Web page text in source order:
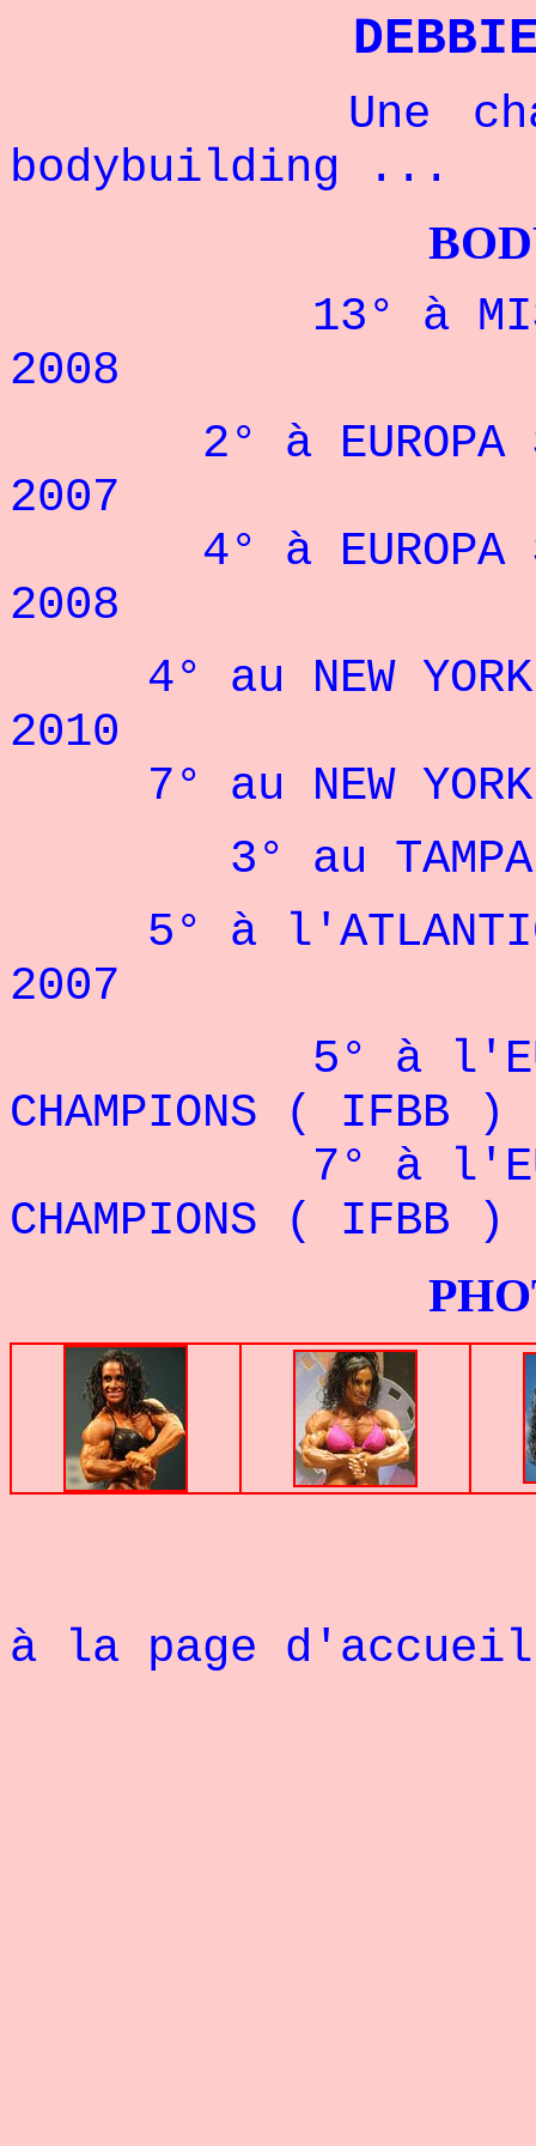
Une
bodybuilding ...
13° à
2008
2° à EUROPA
2007
4° à EUROPA
2008
4° au NEW
2010
7° au NEW
3° au TAMPA
5° à
2007
5° à
CHAMPIONS ( IFBB
7° à
CHAMPIONS ( IFBB
PHOTOS
à la page